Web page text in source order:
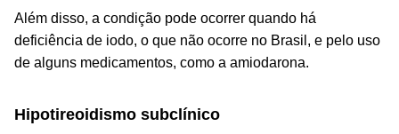
Além disso, a condição pode ocorrer quando há
deficiência de iodo, o que não ocorre no Brasil, e pelo uso
de alguns medicamentos, como a amiodarona.
Hipotireoidismo subclínico